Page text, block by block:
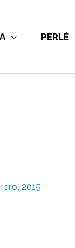
PERLÉ
2015